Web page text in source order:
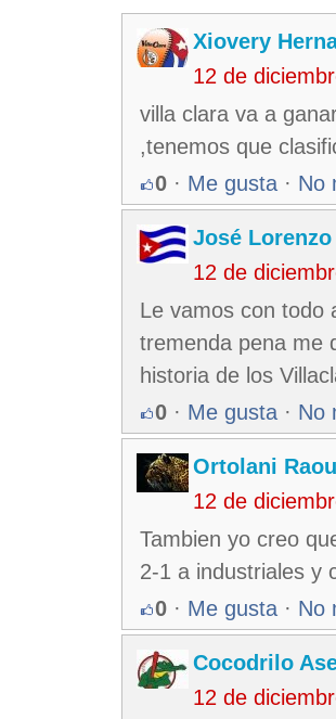
Xiovery
12 de
villa clara va a
,tenemos que
0 · Me gusta · No
José
12 de
Le vamos con todo
tremenda pena me
historia de los
0 · Me gusta · No
Ortolani
12 de
Tambien yo creo
2-1 a industriales y
0 · Me gusta · No
Cocodrilo
12 de